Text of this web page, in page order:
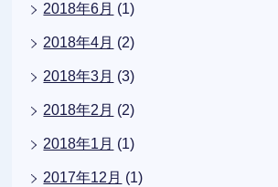
2018年6月 (1)
2018年4月 (2)
2018年3月 (3)
2018年2月 (2)
2018年1月 (1)
2017年12月 (1)